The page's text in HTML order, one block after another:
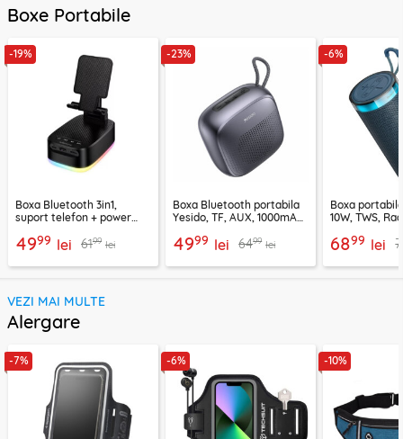
Boxe Portabile
-19%
Boxa Bluetooth 3in1,
suport telefon + power
BR200
4999 lei 6199 lei
-23%
Boxa Bluetooth portabila
Yesido, TF, AUX, 1000mAh,
4999 lei 6499 lei
-6%
Boxa
10W, TWS,
6899 lei
VEZI MAI MULTE
Alergare
-7% -6% -10%